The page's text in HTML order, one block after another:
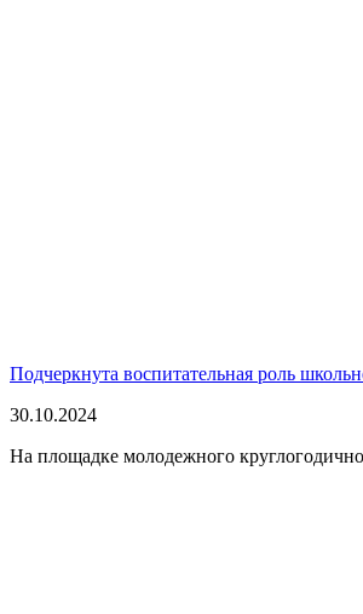
Подчеркнута воспитательная роль
30.10.2024
На площадке молодежного